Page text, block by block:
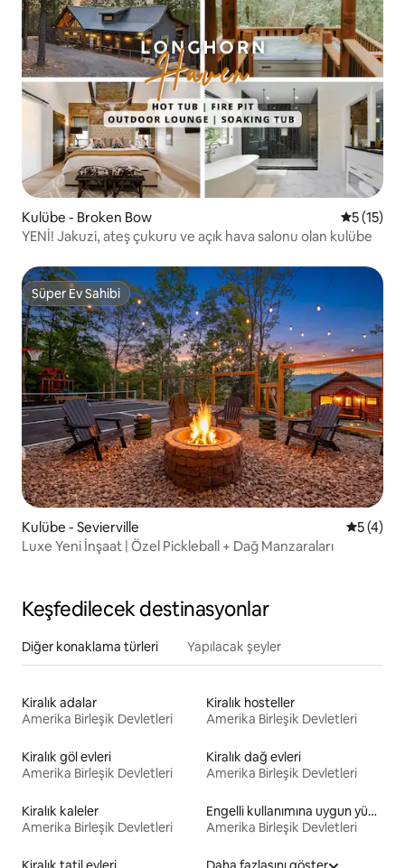
Kulübe - Broken Bow 55 (15)
YENİ! Jakuzi, ateş çukuru ve açık hava salonu olan kulübe
Süper Ev Sahibi
Süper Ev Sahibi
Kulübe - Sevierville 55 (4)
Luxe Yeni İnşaat | Özel Pickleball + Dağ Manzaraları
Keşfedilecek destinasyonlar
Diğer konaklama türleri Yapılacak şeyler
Kiralık adalar
Amerika Birleşik Devletleri
Kiralık hosteller
Amerika Birleşik Devletleri
Kiralık göl evleri
Amerika Birleşik Devletleri
Kiralık dağ evleri
Amerika Birleşik Devletleri
Kiralık kaleler
Amerika Birleşik Devletleri
Engelli kullanımına uygun yükseklikte yatağı olan kiralık yerler
Amerika Birleşik Devletleri